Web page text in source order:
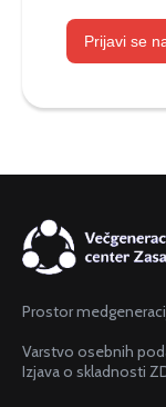
Prijavi se
Prostor
Varstvo osebnih
Izjava o skladnosti